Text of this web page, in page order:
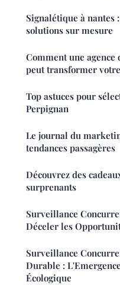
Signalétique à nantes
solutions sur mesure
Comment une
peut transformer
Top astuces pour
Perpignan
Le journal du
tendances passagères
Découvrez des
surprenants
Surveillance
Déceler les
Surveillance
Durable :
Écologique